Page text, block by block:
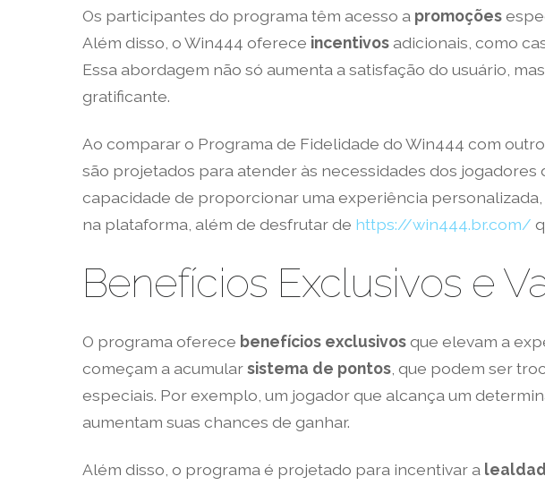
Os participantes do programa têm acesso a promoções
Além disso, o Win444 oferece incentivosadicionais, como
Essa abordagem não só aumenta a satisfação do usuário,
gratificante.
Ao comparar o Programa de Fidelidade do Win444 com
são projetados para atender às necessidades dos
capacidade de proporcionar uma experiência
na plataforma, além de desfrutar de https://win444.br.com/
Benefícios Exclusivos e
O programa oferece benefícios exclusivosque elevam a
começam a acumularsistema de pontos , que podem ser
especiais. Por exemplo, um jogador que alcança um
aumentam suas chances de ganhar.
Além disso, o programa é projetado para incentivar a